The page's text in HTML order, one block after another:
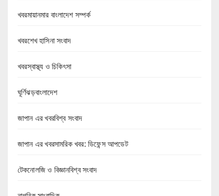
খবরমায়ানমার বাংলাদেশ সম্পর্ক
খবরশেখ হাসিনা সংবাদ
খবরস্বাস্থ্য ও চিকিৎসা
ঘূর্ণিঝড়বাংলাদেশ
জাপান এর খবরবিশ্ব সংবাদ
জাপান এর খবরসামরিক খবর: ডিফেন্স আপডেট
টেকনোলজি ও বিজ্ঞানবিশ্ব সংবাদ